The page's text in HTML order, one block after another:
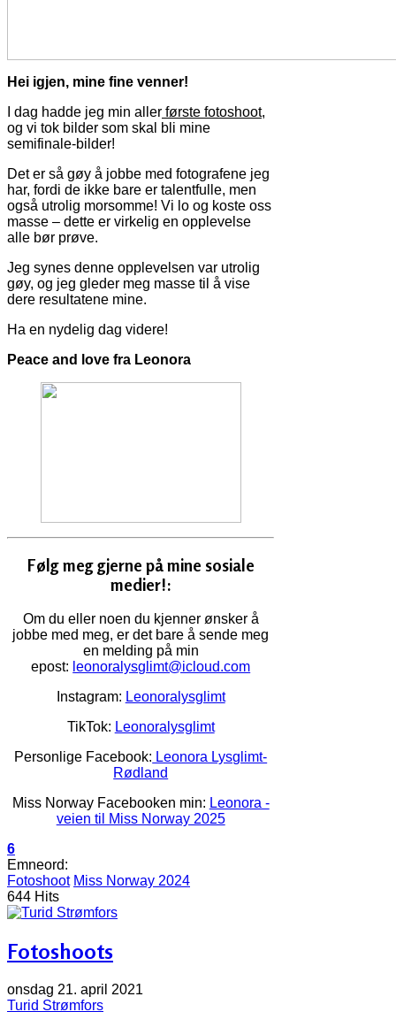
Hei igjen, mine fine venner!
I dag hadde jeg min aller første fotoshoot,
og vi tok bilder som skal bli mine
semifinale-bilder!
Det er så gøy å jobbe med fotografene jeg
har, fordi de ikke bare er talentfulle, men
også utrolig morsomme! Vi lo og koste oss
masse – dette er virkelig en opplevelse
alle bør prøve.
Jeg synes denne opplevelsen var utrolig
gøy, og jeg gleder meg masse til å vise
dere resultatene mine.
Ha en nydelig dag videre!
Peace and love fra Leonora
Følg meg gjerne på mine sosiale
medier!:
Om du eller noen du kjenner ønsker å
jobbe med meg, er det bare å sende meg
en melding på min
epost: leonoralysglimt@icloud.com
Instagram: Leonoralysglimt
TikTok: Leonoralysglimt
Personlige Facebook: Leonora Lysglimt-
Rødland
Miss Norway Facebooken min: Leonora -
veien til Miss Norway 2025
6
Emneord:
Fotoshoot Miss Norway 2024
644 Hits
Fotoshoots
onsdag 21. april 2021
Turid Strømfors